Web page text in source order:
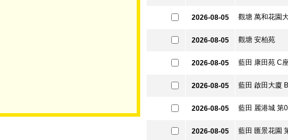
2026-08-05 觀塘 萬和花園
2026-08-05 觀塘 安柏苑
2026-08-05 藍田 康田苑 C
2026-08-05 藍田 啟田大廈
2026-08-05 藍田 麗港城 第
2026-08-05 藍田 匯景花園